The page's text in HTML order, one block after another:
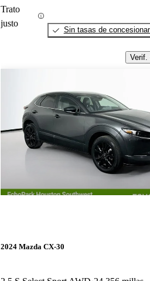
Trato
justo
Sin tasas de
Verif.
2024 Mazda CX-30